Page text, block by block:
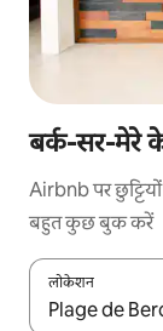
बर्क-सर-मेरे
Airbnb पर
बहुत कुछ बुक करें
लोकेशन
नतीजों के उपलब्ध